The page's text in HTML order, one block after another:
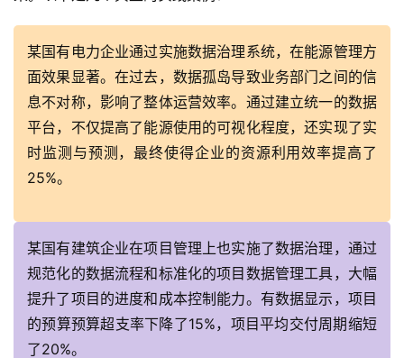
产
品
解
决
方
生
态
与
合
作
某国有电力企业通过实施数据治理系统，在能源管理方
面效果显著。在过去，数据孤岛导致业务部门之间的信
息不对称，影响了整体运营效率。通过建立统一的数据
平台，不仅提高了能源使用的可视化程度，还实现了实
时监测与预测，最终使得企业的资源利用效率提高了
25%。
某国有建筑企业在项目管理上也实施了数据治理，通过
规范化的数据流程和标准化的项目数据管理工具，大幅
提升了项目的进度和成本控制能力。有数据显示，项目
的预算预算超支率下降了15%，项目平均交付周期缩短
了20%。